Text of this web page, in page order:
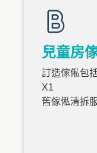
兒童房
訂造傢俬包
X1
舊傢俬清拆